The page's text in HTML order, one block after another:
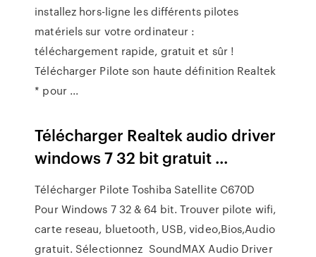
installez hors-ligne les différents pilotes
matériels sur votre ordinateur :
téléchargement rapide, gratuit et sûr !
Télécharger Pilote son haute définition Realtek
* pour ...
Télécharger Realtek audio driver
windows 7 32 bit gratuit ...
Télécharger Pilote Toshiba Satellite C670D
Pour Windows 7 32 & 64 bit. Trouver pilote wifi,
carte reseau, bluetooth, USB, video,Bios,Audio
gratuit. Sélectionnez SoundMAX Audio Driver